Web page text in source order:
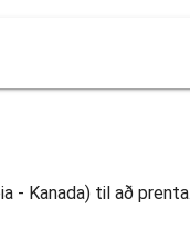
Kanada) til að